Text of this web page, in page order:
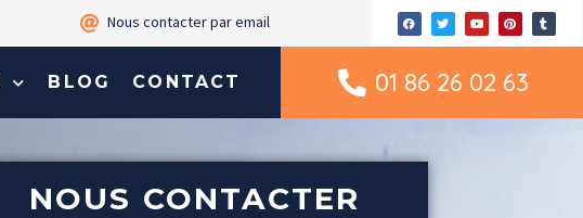
Nous contacter par email
BLOG CONTACT 01 86 26 02 63
NOUS CONTACTER